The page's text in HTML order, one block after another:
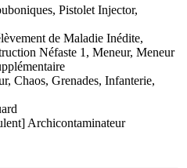
Pistolet Injector,
de Maladie Inédite,
Néfaste 1, Meneur, Meneur
Chaos, Grenades, Infanterie,
Archicontaminateur